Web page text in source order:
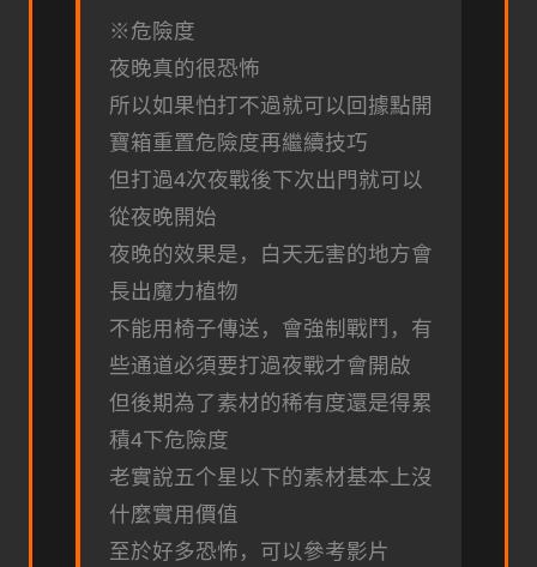
※危險度
夜晚真的很恐怖
所以如果怕打不過就可以回據點開
寶箱重置危險度再繼續技巧
但打過4次夜戰後下次出門就可以
從夜晚開始
夜晚的效果是，白天无害的地方會
長出魔力植物
不能用椅子傳送，會強制戰鬥，有
些通道必須要打過夜戰才會開啟
但後期為了素材的稀有度還是得累
積4下危險度
老實說五个星以下的素材基本上沒
什麼實用價值
至於好多恐怖，可以參考影片